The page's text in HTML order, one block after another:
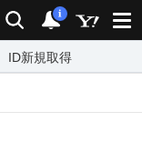
検索 通知
i
ID新規取得